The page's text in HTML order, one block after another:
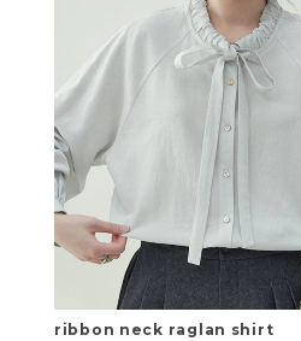
ribbon neck raglan shirt